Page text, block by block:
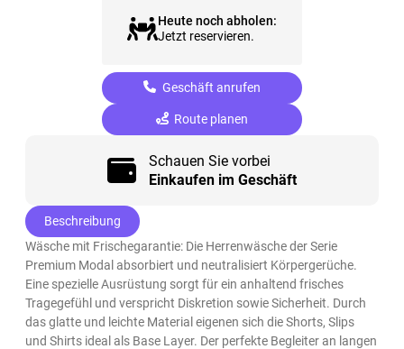
Heute noch abholen:
Jetzt reservieren.
Geschäft anrufen
Route planen
Schauen Sie vorbei
Einkaufen im Geschäft
Beschreibung
Wäsche mit Frischegarantie: Die Herrenwäsche der Serie
Premium Modal absorbiert und neutralisiert Körpergerüche.
Eine spezielle Ausrüstung sorgt für ein anhaltend frisches
Tragegefühl und verspricht Diskretion sowie Sicherheit. Durch
das glatte und leichte Material eigenen sich die Shorts, Slips
und Shirts ideal als Base Layer. Der perfekte Begleiter an langen